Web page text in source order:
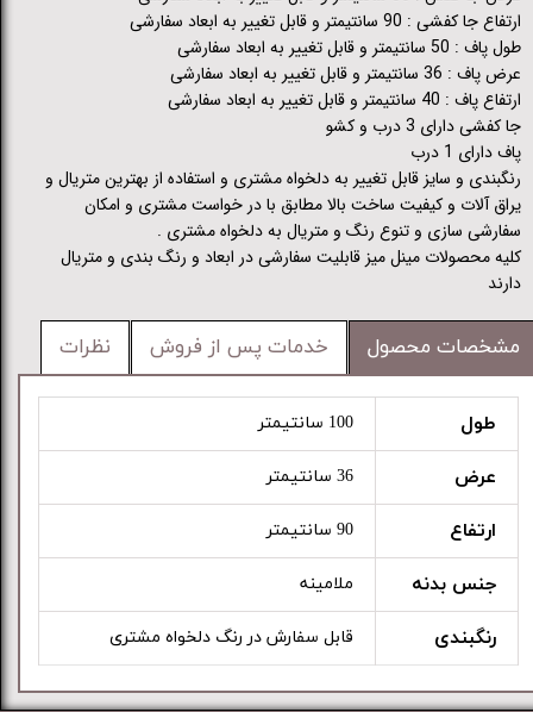
ارتفاع جا کفشی : 90 سانتیمتر و قابل تغییر به ابعاد سفارشی
طول پاف : 50 سانتیمتر و قابل تغییر به ابعاد سفارشی
عرض پاف : 36 سانتیمتر و قابل تغییر به ابعاد سفارشی
ارتفاع پاف : 40 سانتیمتر و قابل تغییر به ابعاد سفارشی
جا کفشی دارای 3 درب و کشو
پاف دارای 1 درب
رنگبندی و سایز قابل تغییر به دلخواه مشتری و استفاده از بهترین متریال و
یراق آلات و کیفیت ساخت بالا مطابق با در خواست مشتری و امکان
سفارشی سازی و تنوع رنگ و متریال به دلخواه مشتری .
کلیه محصولات مینل میز قابلیت سفارشی در ابعاد و رنگ بندی و متریال
دارند
مشخصات محصول خدمات پس از فروش نظرات
طول 100 سانتیمتر
عرض 36 سانتیمتر
ارتفاع 90 سانتیمتر
جنس بدنه ملامینه
رنگبندی قابل سفارش در رنگ دلخواه مشتری